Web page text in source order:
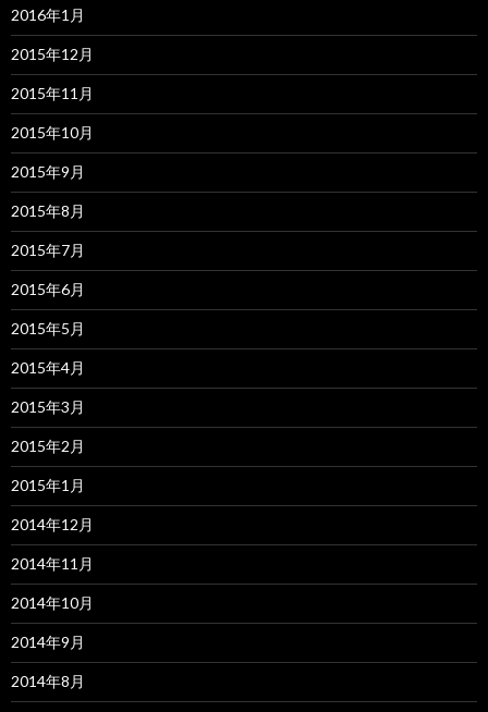
2016年1月
2015年12月
2015年11月
2015年10月
2015年9月
2015年8月
2015年7月
2015年6月
2015年5月
2015年4月
2015年3月
2015年2月
2015年1月
2014年12月
2014年11月
2014年10月
2014年9月
2014年8月